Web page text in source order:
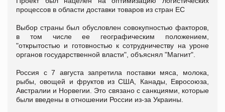
процессов в области доставки товаров из стран ЕС
Выбор страны был обусловлен совокупностью факторов,
в том числе ее географическим положением,
"открытостью и готовностью к сотрудничеству на уроне
органов государственной власти", объяснял "Магнит".
Россия с 7 августа запретила поставки мяса, молока,
рыбы, овощей и фруктов из США, Канады, Евросоюза,
Австралии и Норвегии. Это связано с санкциями, которые
были введены в отношении России из-за Украины.